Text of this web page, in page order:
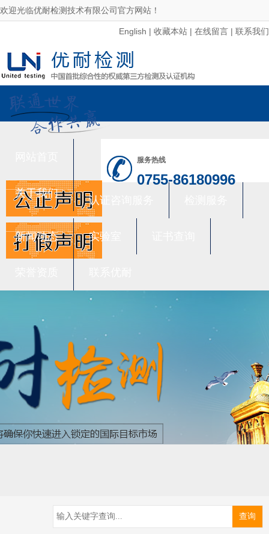
欢迎光临优耐检测技术有限公司官方网站！
English | 收藏本站 | 在线留言 | 联系我们
服务热线
0755-86180996
关于我们
认证咨询服务
新闻动态 实验室